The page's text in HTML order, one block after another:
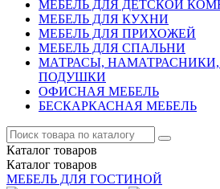
МЕБЕЛЬ ДЛЯ ДЕТСКОЙ
МЕБЕЛЬ ДЛЯ КУХНИ
МЕБЕЛЬ ДЛЯ ПРИХОЖЕЙ
МЕБЕЛЬ ДЛЯ СПАЛЬНИ
МАТРАСЫ,
ПОДУШКИ
ОФИСНАЯ МЕБЕЛЬ
БЕСКАРКАСНАЯ МЕБЕЛЬ
Каталог товаров
Каталог товаров
МЕБЕЛЬ ДЛЯ ГОСТИНОЙ